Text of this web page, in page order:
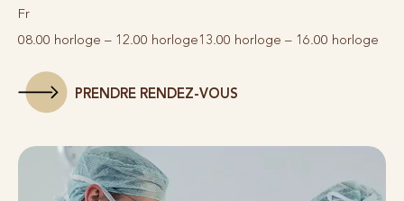
Fr
08.00 horloge – 12.00 horloge13.00 horloge – 16.00 horloge
PRENDRE RENDEZ-VOUS